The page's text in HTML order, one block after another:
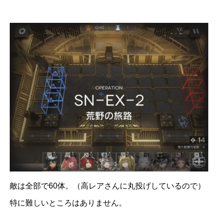
敵は全部で60体。（高レアさんに丸投げしているので）
特に難しいところはありません。